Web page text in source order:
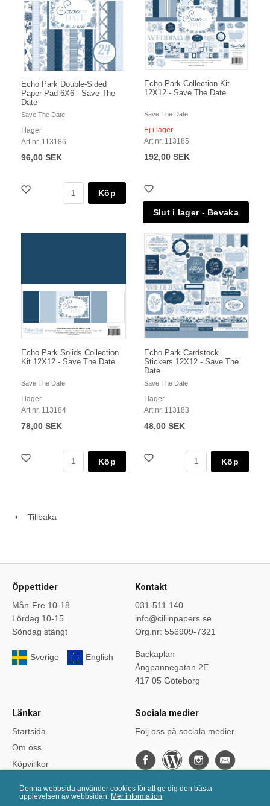
Denna webbsida använder cookies för att ge dig den bästa
upplevelsen av webbsidan. Mer information
Echo Park Double-Sided
Paper Pad 6X6 - Save The
Date
Save The Date
I lager
Art nr. 113186
96,00 SEK
Köp
Echo Park Collection Kit
12X12 - Save The Date
Save The Date
Ej i lager
Art nr. 113185
192,00 SEK
Echo Park Solids Collection
Kit 12X12 - Save The Date
Save The Date
I lager
Art nr. 113184
78,00 SEK
Köp
Echo Park Cardstock
Stickers 12X12 - Save The
Date
Save The Date
I lager
Art nr. 113183
48,00 SEK
Köp
Tillbaka
Öppettider
Mån-Fre 10-18
Lördag 10-15
Söndag stängt
Sverige English
Kontakt
031-511 140
info@ciliinpapers.se
Org.nr: 556909-7321
Backaplan
Ångpannegatan 2E
417 05 Göteborg
Länkar
Startsida
Om oss
Köpvillkor
Kurser
Sociala medier
Följ oss på sociala medier.